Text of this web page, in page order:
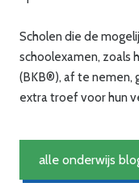
Scholen die de
schoolexamen, zoals
(BKB®), af te nemen,
extra troef voor hun
alle onderwijs